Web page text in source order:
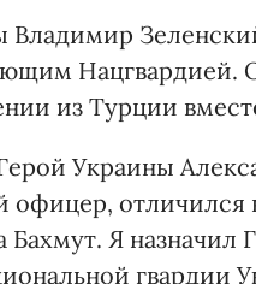
Владимир
Нацгвардией.
из Турции
Украины
офицер, отличился
Бахмут. Я
гвардии